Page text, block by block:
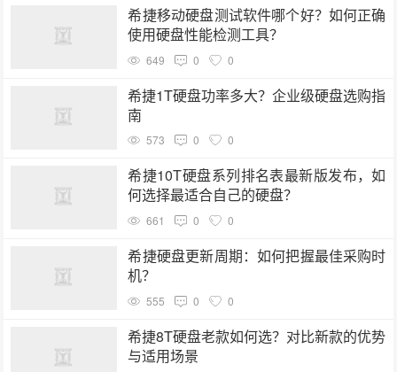
希捷移动硬盘测试软件哪个好？如何正确
使用硬盘性能检测工具？
649 0 0
希捷1T硬盘功率多大？企业级硬盘选购指
南
573 0 0
希捷10T硬盘系列排名表最新版发布，如
何选择最适合自己的硬盘？
661 0 0
希捷硬盘更新周期：如何把握最佳采购时
机？
555 0 0
希捷8T硬盘老款如何选？对比新款的优势
与适用场景